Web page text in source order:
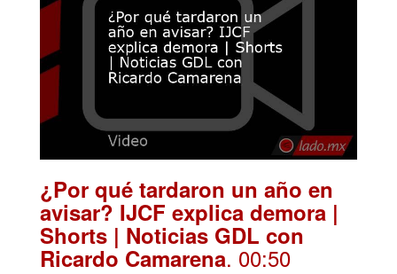
¿Por qué tardaron un año en
avisar? IJCF explica demora |
Shorts | Noticias GDL con
Ricardo Camarena. 00:50